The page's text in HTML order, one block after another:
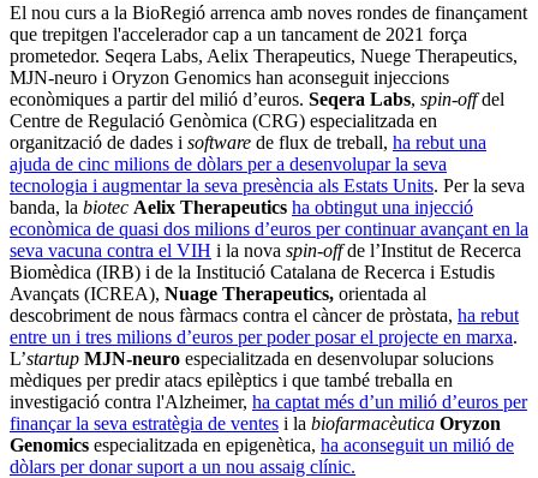
El nou curs a la BioRegió arrenca amb noves rondes de finançament
que trepitgen l'accelerador cap a un tancament de 2021 força
prometedor. Seqera Labs, Aelix Therapeutics, Nuege Therapeutics,
MJN-neuro i Oryzon Genomics han aconseguit injeccions
econòmiques a partir del milió d’euros. Seqera Labs, spin-offdel
Centre de Regulació Genòmica (CRG) especialitzada en
organització de dades i software de flux de treball, ha rebut una
ajuda de cinc milions de dòlars per a desenvolupar la seva
tecnologia i augmentar la seva presència als Estats Units. Per la seva
banda, la biotec Aelix Therapeutics ha obtingut una injecció
econòmica de quasi dos milions d’euros per continuar avançant en la
seva vacuna contra el VIH i la nova spin-offde l’Institut de Recerca
Biomèdica (IRB) i de la Institució Catalana de Recerca i Estudis
Avançats (ICREA), Nuage Therapeutics, orientada al
descobriment de nous fàrmacs contra el càncer de pròstata, ha rebut
entre un i tres milions d’euros per poder posar el projecte en marxa.
L’startup MJN-neuro especialitzada en desenvolupar solucions
mèdiques per predir atacs epilèptics i que també treballa en
investigació contra l'Alzheimer, ha captat més d’un milió d’euros per
finançar la seva estratègia de ventes i la biofarmacèutica Oryzon
Genomics especialitzada en epigenètica, ha aconseguit un milió de
dòlars per donar suport a un nou assaig clínic.